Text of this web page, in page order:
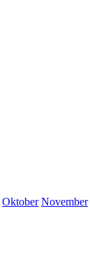
Oktober November